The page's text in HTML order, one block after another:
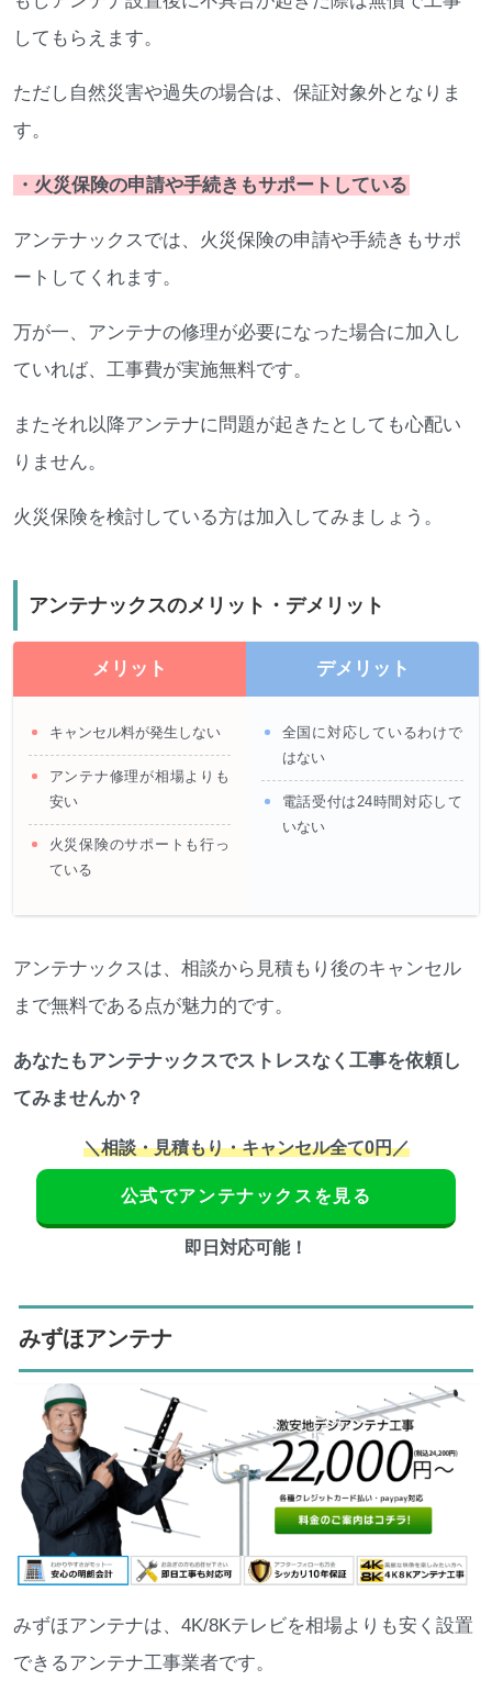
してもらえます。
ただし自然災害や過失の場合は、保証対象外となりま
す。
・火災保険の申請や手続きもサポートしている
アンテナックスでは、火災保険の申請や手続きもサポ
ートしてくれます。
万が一、アンテナの修理が必要になった場合に加入し
ていれば、工事費が実施無料です。
またそれ以降アンテナに問題が起きたとしても心配い
りません。
火災保険を検討している方は加入してみましょう。
アンテナックスのメリット・デメリット
メリット
キャンセル料が発生しない
アンテナ修理が相場よりも
安い
火災保険のサポートも行っ
ている
デメリット
全国に対応しているわけで
はない
電話受付は24時間対応して
いない
アンテナックスは、相談から見積もり後のキャンセル
まで無料である点が魅力的です。
あなたもアンテナックスでストレスなく工事を依頼し
てみませんか？
＼相談・見積もり・キャンセル全て0円／
公式でアンテナックスを見る
即日対応可能！
みずほアンテナ
みずほアンテナは、4K/8Kテレビを相場よりも安く設置
できるアンテナ工事業者です。